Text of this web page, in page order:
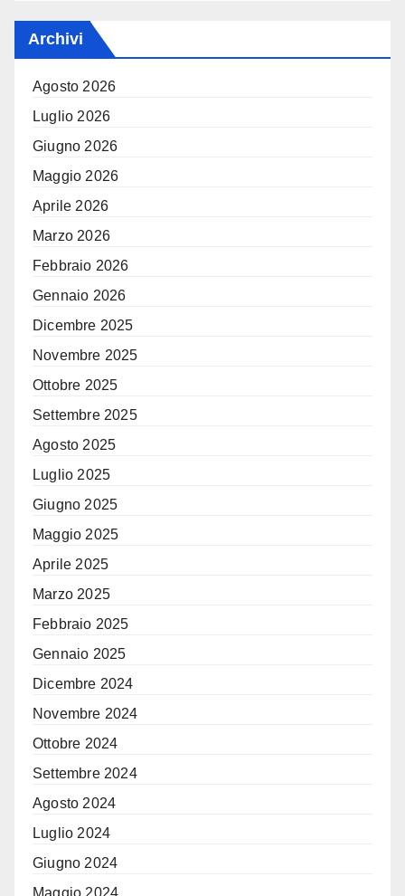
Archivi
Agosto 2026
Luglio 2026
Giugno 2026
Maggio 2026
Aprile 2026
Marzo 2026
Febbraio 2026
Gennaio 2026
Dicembre 2025
Novembre 2025
Ottobre 2025
Settembre 2025
Agosto 2025
Luglio 2025
Giugno 2025
Maggio 2025
Aprile 2025
Marzo 2025
Febbraio 2025
Gennaio 2025
Dicembre 2024
Novembre 2024
Ottobre 2024
Settembre 2024
Agosto 2024
Luglio 2024
Giugno 2024
Maggio 2024